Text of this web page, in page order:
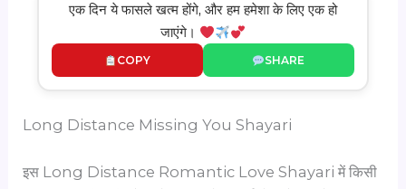
एक दिन ये फासले खत्म होंगे, और हम हमेशा के लिए एक हो
जाएंगे।
COPY SHARE
Long Distance Missing You Shayari
इस Long Distance Romantic Love Shayari में किसी